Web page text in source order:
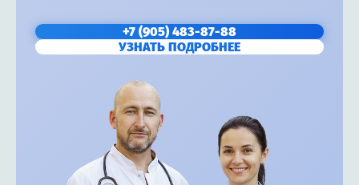
+7 (905) 483-87-88
УЗНАТЬ ПОДРОБНЕЕ